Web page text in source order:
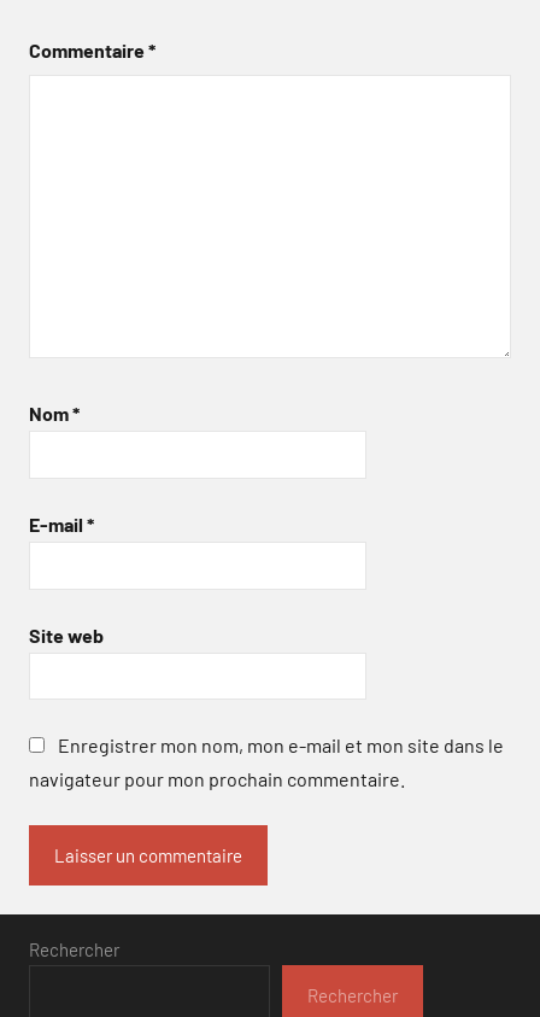
Commentaire*
Nom*
E-mail *
Site web
Enregistrer mon nom, mon e-mail et mon site dans le
navigateur pour mon prochain commentaire.
Rechercher
Rechercher